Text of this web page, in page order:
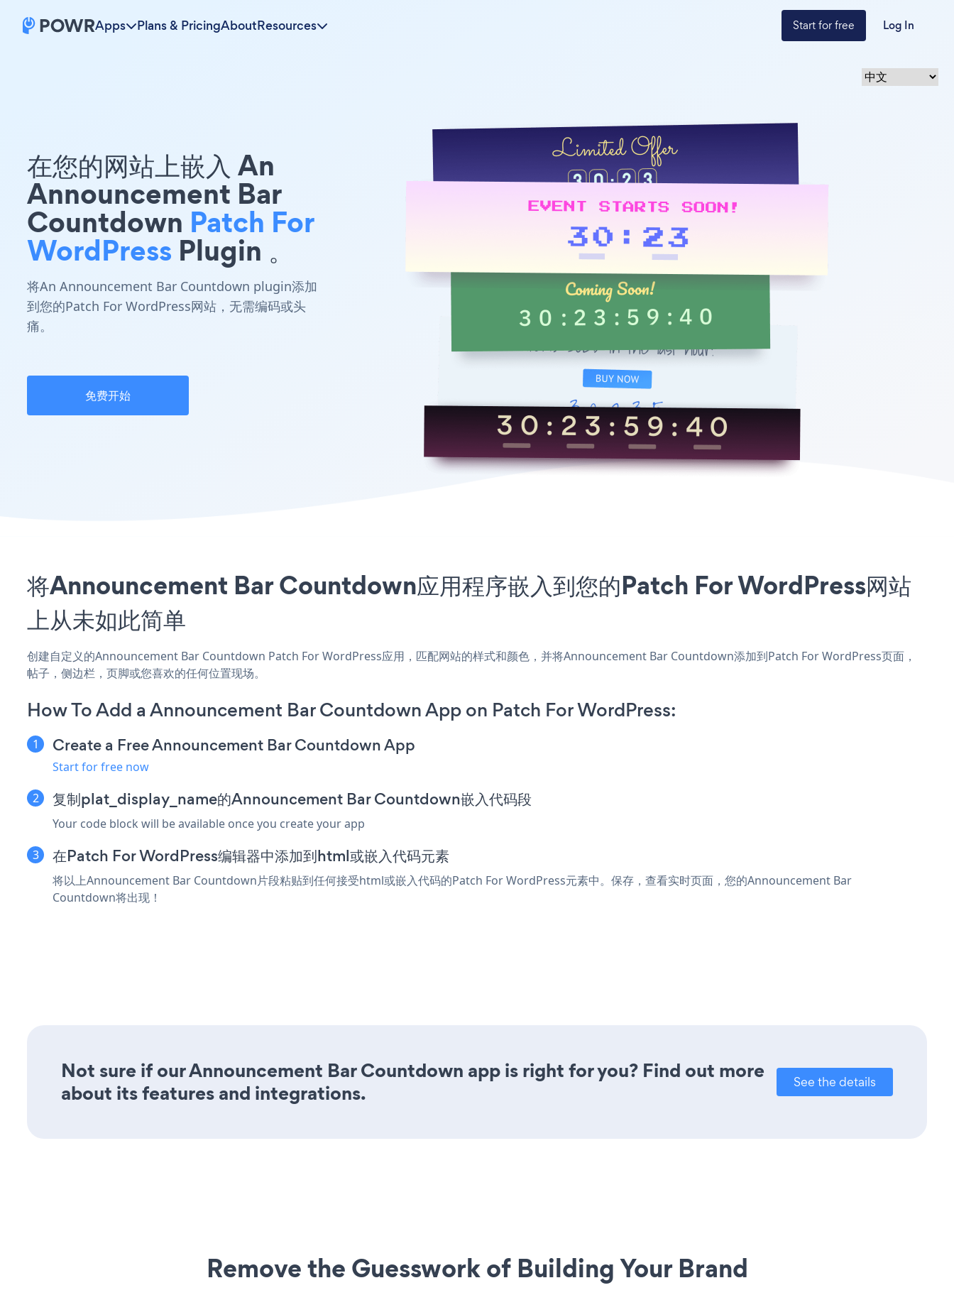
Apps Plans & PricingAboutResources Start for free Log In
在您的网站上嵌入 An
Announcement Bar
Countdown Patch For
WordPress Plugin 。
将An Announcement Bar Countdown plugin添加
到您的Patch For WordPress网站，无需编码或头
痛。
免费开始
将Announcement Bar Countdown应用程序嵌入到您的Patch For WordPress网站
上从未如此简单
创建自定义的Announcement Bar Countdown Patch For WordPress应用，匹配网站的样式和颜色，并将Announcement Bar Countdown添加到Patch For WordPress页面，
帖子，侧边栏，页脚或您喜欢的任何位置现场。
How To Add a Announcement Bar Countdown App on Patch For WordPress:
Create a Free Announcement Bar Countdown App
Start for free now
复制plat_display_name的Announcement Bar Countdown嵌入代码段
Your code block will be available once you create your app
在Patch For WordPress编辑器中添加到html或嵌入代码元素
将以上Announcement Bar Countdown片段粘贴到任何接受html或嵌入代码的Patch For WordPress元素中。保存，查看实时页面，您的Announcement Bar
Countdown将出现！
Not sure if our Announcement Bar Countdown app is right for you? Find out more
about its features and integrations.
See the details
Remove the Guesswork of Building Your Brand